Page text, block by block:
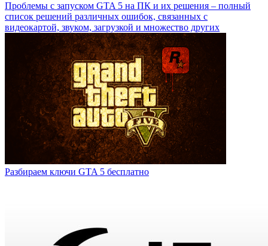
Проблемы с запуском GTA 5 на ПК и их решения – полный
список решений различных ошибок, связанных с
видеокартой, звуком, загрузкой и множество других
Разбираем ключи GTA 5 бесплатно